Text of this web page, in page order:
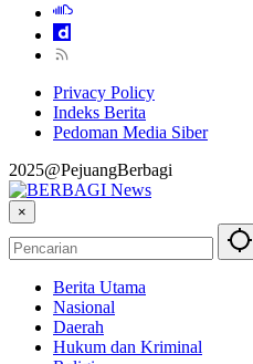
Privacy Policy
Indeks Berita
Pedoman Media Siber
2025@PejuangBerbagi
×
Berita Utama
Nasional
Daerah
Hukum dan Kriminal